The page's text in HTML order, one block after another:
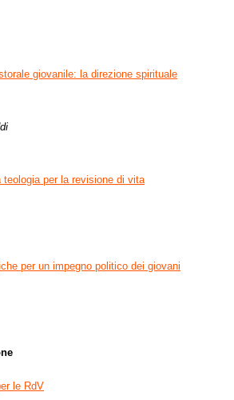
giovanile: la direzione spirituale
teologiaper la revisione di vita
per un impegno politico dei giovani
le RdV